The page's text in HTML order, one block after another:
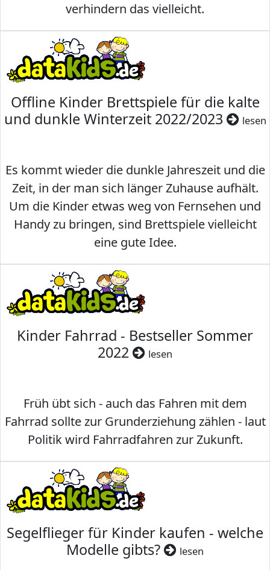
verhindern das vielleicht.
Offline Kinder Brettspiele für die kalte
und dunkle Winterzeit 2022/2023
lesen
Es kommt wieder die dunkle Jahreszeit und die
Zeit, in der man sich länger Zuhause aufhält.
Um die Kinder etwas weg von Fernsehen und
Handy zu bringen, sind Brettspiele vielleicht
eine gute Idee.
Kinder Fahrrad - Bestseller Sommer
2022
lesen
Früh übt sich - auch das Fahren mit dem
Fahrrad sollte zur Grunderziehung zählen - laut
Politik wird Fahrradfahren zur Zukunft.
Segelflieger für Kinder kaufen - welche
Modelle gibts?
lesen